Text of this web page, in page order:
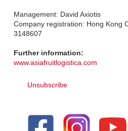
Management: David Axiotis
Company registration: Hong Kong
3148607
Further information:
www.asiafruitlogistica.com
Unsubscribe